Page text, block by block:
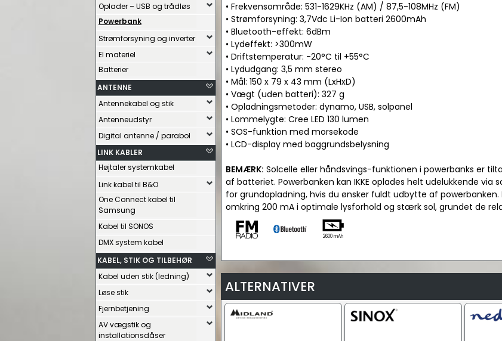
Oplader – USB og trådløs
Powerbank
Strømforsyning og inverter
El materiel
Batterier
ANTENNE
Antennekabel og stik
Antenneudstyr
Digital antenne / parabol
LINK KABLER
Højtaler systemkabel
Link kabel til B&O
One Connect kabel til
Samsung
Kabel til SONOS
DMX system kabel
KABEL, STIK OG TILBEHØR
Kabel uden stik (ledning)
Løse stik
Fjernbetjening
AV vægstik og
installationsdåser
• Frekvensområde: 531-1629KHz (AM) / 87,5-108MHz (FM)
• Strømforsyning: 3,7Vdc Li-Ion batteri 2600mAh
• Bluetooth-effekt: 6dBm
• Lydeffekt: >300mW
• Driftstemperatur: -20°C til +55°C
• Lydudgang: 3,5 mm stereo
• Mål: 150 x 79 x 43 mm (LxHxD)
• Vægt (uden batteri): 327 g
• Opladningsmetoder: dynamo, USB, solpanel
• Lommelygte: Cree LED 130 lumen
• SOS-funktion med morsekode
• LCD-display med baggrundsbelysning
BEMÆRK: Solcelle eller håndsvings-funktionen i powerbanks er
af batteriet. Powerbanken kan IKKE oplades helt udelukkende
for grundopladning, hvis du ønsker fuldt udbytte af
omkring 200 mA i optimale lysforhold og stærk sol, grundet de
2600 mAh
ALTERNATIVER